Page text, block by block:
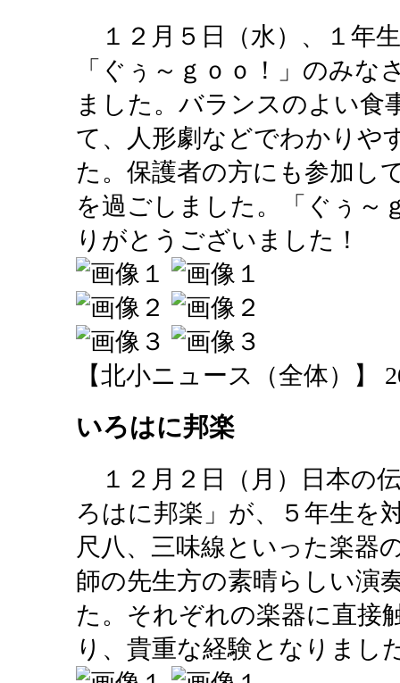
１２月５日（水）、１年
「ぐぅ～ｇｏｏ！」のみ
ました。バランスのよい食
て、人形劇などでわかりや
た。保護者の方にも参加し
を過ごしました。「ぐぅ～
りがとうございました！
【北小ニュース（全体）】
いろはに邦楽
１２月２日（月）日本の
ろはに邦楽」が、５年生を
尺八、三味線といった楽器
師の先生方の素晴らしい演
た。それぞれの楽器に直接
り、貴重な経験となりまし